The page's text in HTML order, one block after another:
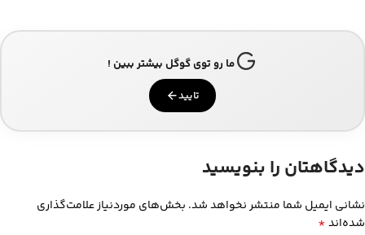
ما رو توی گوگل بیشتر ببین !
تایید
دیدگاهتان را بنویسید
نشانی ایمیل شما منتشر نخواهد شد. بخش‌های موردنیاز علامت‌گذاری
شده‌اند*